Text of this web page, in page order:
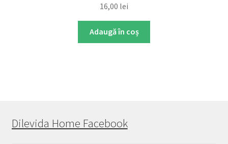
16,00 lei
Adaugă în coș
Dilevida Home Facebook